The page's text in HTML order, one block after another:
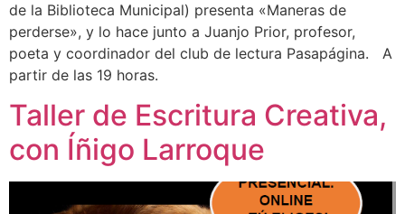
de la Biblioteca Municipal) presenta «Maneras de
perderse», y lo hace junto a Juanjo Prior, profesor,
poeta y coordinador del club de lectura Pasapágina. A
partir de las 19 horas.
Taller de Escritura Creativa,
con Íñigo Larroque